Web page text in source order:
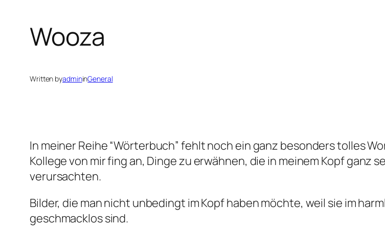
Wooza
Written byadmininGeneral
In meiner Reihe “Wörterbuch” fehlt noch ein ganz besonders tolles
Kollege von mir fing an, Dinge zu erwähnen, die in meinem Kopf ganz
verursachten.
Bilder, die man nicht unbedingt im Kopf haben möchte, weil sie im
geschmacklos sind.